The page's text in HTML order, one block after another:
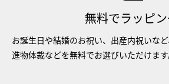
無料でラッピ
お誕生日や結婚のお祝い、出産内祝いな
進物体裁などを無料でお選びいただけます